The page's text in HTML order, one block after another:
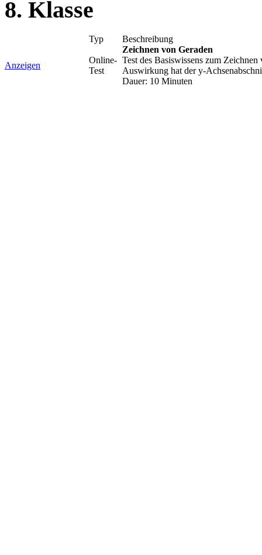
8. Klasse
Typ Beschreibung
Anzeigen
Online-
Test
Zeichnen von Geraden
Test des Basiswissens zum
Auswirkung hat der y-
Dauer: 10 Minuten